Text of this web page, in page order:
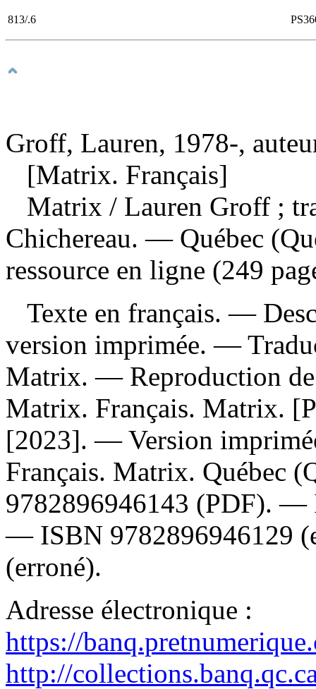
813/.6
Groff, Lauren, 1978-,
[Matrix. Français]
Matrix / Lauren Groff ;
Chichereau. — Québec
ressource en ligne (249
Texte en français. —
version imprimée. —
Matrix. — Reproduction
Matrix. Français. Matrix.
[2023]. —Version
Français. Matrix. Québec
9782896946143 (PDF). —
— ISBN 9782896946129
(erroné).
Adresse électronique :
https://
http://